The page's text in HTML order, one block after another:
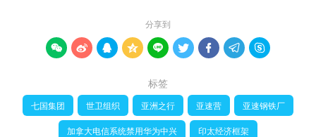
分享到
        
标签
七国集团 世卫组织 亚洲之行 亚速营 亚速钢铁厂
加拿大电信系统禁用华为中兴 印太经济框架